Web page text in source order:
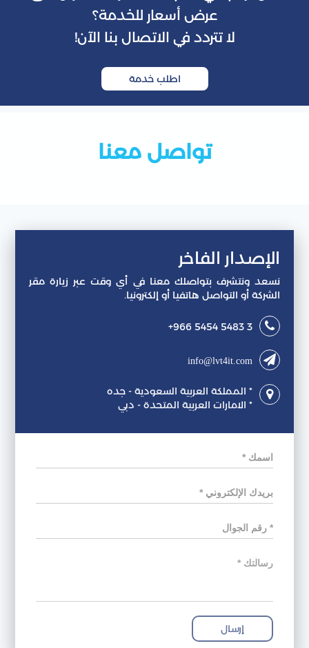
عرض أسعار للخدمة؟
لا تتردد في الاتصال بنا الآن!
اطلب خدمة
تواصل معنا
الفاخر
ونتشرف بتواصلك معنا في أي وقت عبر زيارة مقر
أو التواصل هاتفيا أو إلكترونيا.
+966 5454 5483 3
info@lvt4it.com
* المملكة العربية السعودية - جده
* الامارات العربية المتحدة - دبي